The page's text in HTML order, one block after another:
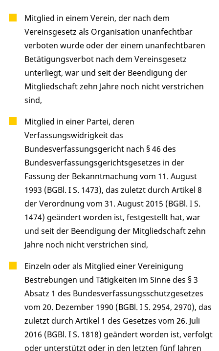
Mitglied in einem Verein, der nach dem
Vereinsgesetz als Organisation unanfechtbar
verboten wurde oder der einem unanfechtbaren
Betätigungsverbot nach dem Vereinsgesetz
unterliegt, war und seit der Beendigung der
Mitgliedschaft zehn Jahre noch nicht verstrichen
sind,
Mitglied in einer Partei, deren
Verfassungswidrigkeit das
Bundesverfassungsgericht nach § 46 des
Bundesverfassungsgerichtsgesetzes in der
Fassung der Bekanntmachung vom 11. August
1993 (BGBl. I S. 1473), das zuletzt durch Artikel 8
der Verordnung vom 31. August 2015 (BGBl. I S.
1474) geändert worden ist, festgestellt hat, war
und seit der Beendigung der Mitgliedschaft zehn
Jahre noch nicht verstrichen sind,
Einzeln oder als Mitglied einer Vereinigung
Bestrebungen und Tätigkeiten im Sinne des § 3
Absatz 1 des Bundesverfassungsschutzgesetzes
vom 20. Dezember 1990 (BGBl. I S. 2954, 2970), das
zuletzt durch Artikel 1 des Gesetzes vom 26. Juli
2016 (BGBl. I S. 1818) geändert worden ist, verfolgt
oder unterstützt oder in den letzten fünf Jahren